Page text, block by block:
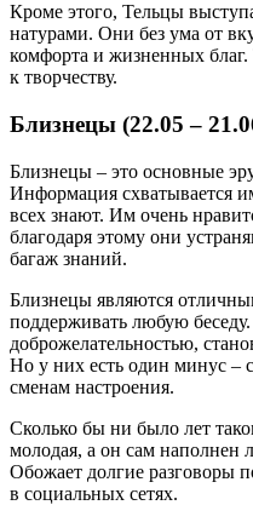
Кроме этого, Тельцы
натурами. Они без ума от
комфорта и жизненных
к творчеству.
Близнецы (22.05 –
Близнецы – это основные
Информация схватывается
всех знают. Им очень
благодаря этому они
багаж знаний.
Близнецы являются
поддерживать любую
доброжелательностью,
Но у них есть один минус –
сменам настроения.
Сколько бы ни было лет
молодая, а он сам наполнен
Обожает долгие разговоры
в социальных сетях.